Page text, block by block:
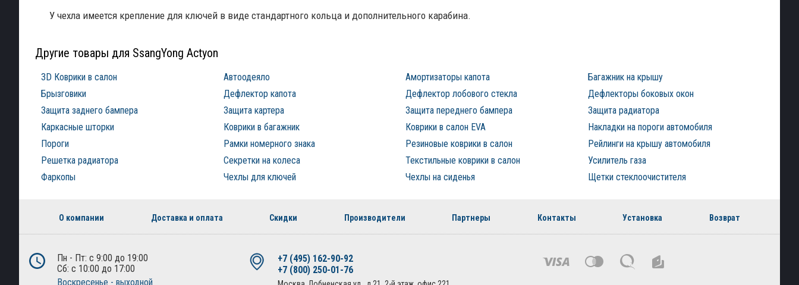
У чехла имеется крепление для ключей в виде стандартного кольца и дополнительного карабина.
Другие товары для SsangYong Actyon
3D Коврики в салон Автоодеяло Амортизаторы капота
Багажник на крышу
Брызговики
Дефлектор капота Дефлектор лобового стекла
Дефлекторы боковых окон
Защита заднего бампера
Защита картера Защита переднего бампера
Защита радиатора
Каркасные шторки
Коврики в багажник Коврики в салон EVA
Накладки на пороги автомобиля
Пороги
Рамки номерного знака Резиновые коврики в салон
Рейлинги на крышу автомобиля
Решетка радиатора
Секретки на колеса Текстильные коврики в салон
Усилитель газа
Фаркопы
Чехлы для ключей Чехлы на сиденья Щетки стеклоочистителя
О компании Доставка и оплата Скидки Производители Партнеры Контакты Установка Возврат
Пн - Пт: с 9:00 до 19:00
Сб: с 10:00 до 17:00
Воскресенье - выходной
+7 (495) 162-90-92
+7 (800) 250-01-76